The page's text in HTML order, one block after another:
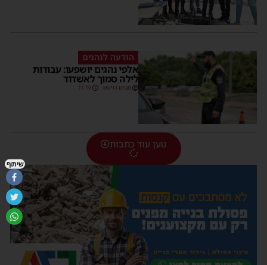
הודעה לנהגים
אלפי נהגים יושפעו: עבודות
לילה סמוך לאשדוד
מנחם דויטש 11:10
טען עוד כתבות
שיתוף